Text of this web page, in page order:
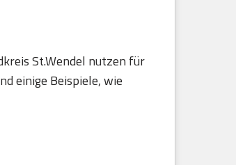
St.Wendel nutzen für
einige Beispiele, wie